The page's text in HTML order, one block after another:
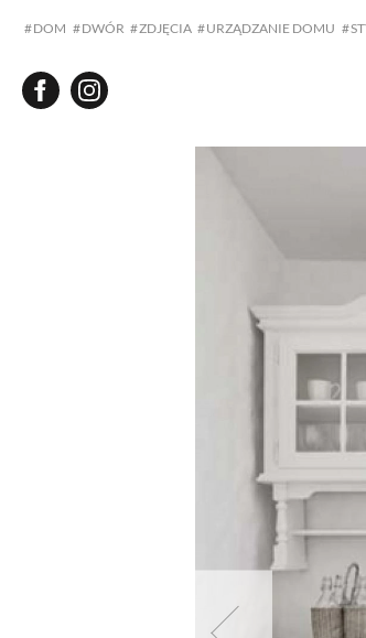
DOM DWÓR ZDJĘCIA URZĄDZANIE DOMU